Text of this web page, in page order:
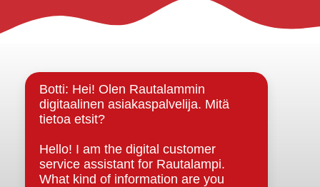
Rautalammin kunta
Strategiat, ohjelmat, ohjeet, suunnitelmat, säännöt ja
sopimukset
Asiakirjajulkisuuskuvaus
Evästeet
Saavutettavuusseloste